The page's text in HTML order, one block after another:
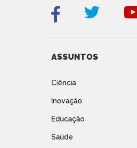
ASSUNTOS
Ciência
Inovação
Educação
Saúde